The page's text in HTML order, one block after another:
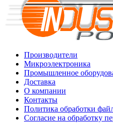
Производители
Микроэлектроника
Промышленное
Доставка
О компании
Контакты
Политика обработки
Согласие на обработку